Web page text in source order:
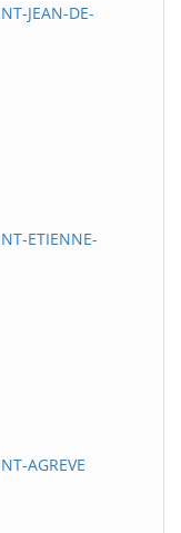
JEAN-DE-
ETIENNE-
AGREVE